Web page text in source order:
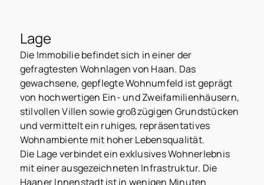
Lage
Die Immobilie befindet sich in einer der
gefragtesten Wohnlagen von Haan. Das
gewachsene, gepflegte Wohnumfeld ist geprägt
von hochwertigen Ein- und Zweifamilienhäusern,
stilvollen Villen sowie großzügigen Grundstücken
und vermittelt ein ruhiges, repräsentatives
Wohnambiente mit hoher Lebensqualität.
Die Lage verbindet ein exklusives Wohnerlebnis
mit einer ausgezeichneten Infrastruktur. Die
Haaner Innenstadt ist in wenigen Minuten